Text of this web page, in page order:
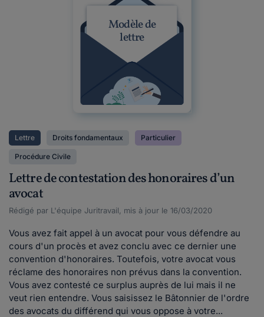
Modèle de
lettre
Lettre Droits fondamentaux Particulier
Procédure Civile
Lettre de contestation des honoraires d’un
avocat
Rédigé par L'équipe Juritravail, mis à jour le 16/03/2020
Vous avez fait appel à un avocat pour vous défendre au
cours d'un procès et avez conclu avec ce dernier une
convention d'honoraires. Toutefois, votre avocat vous
réclame des honoraires non prévus dans la convention.
Vous avez contesté ce surplus auprès de lui mais il ne
veut rien entendre. Vous saisissez le Bâtonnier de l'ordre
des avocats du différend qui vous oppose à votre...